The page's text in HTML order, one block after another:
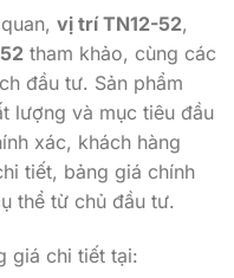
vị trí TN12-52,
tham khảo, cùng các
đầu tư. Sản phẩm
lượng và mục tiêu đầu
xác, khách hàng
tiết, bảng giá chính
thể từ chủ đầu tư.
giá chi tiết tại: